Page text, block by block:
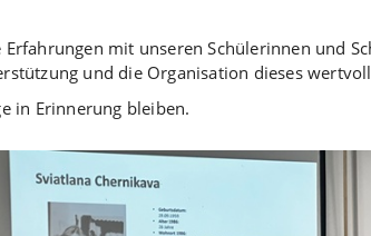
mit unseren Schülerinnen und
und die Organisation dieses
in Erinnerung bleiben.